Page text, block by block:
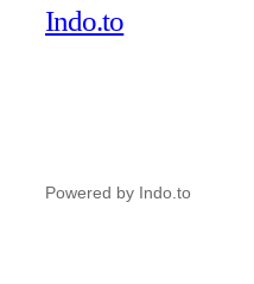
Indo.to
Powered by Indo.to